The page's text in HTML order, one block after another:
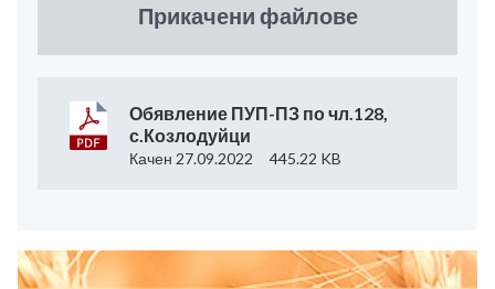
Прикачени файлове
Обявление ПУП-ПЗ по чл.128,
с.Козлодуйци
Качен 27.09.2022 445.22 KB